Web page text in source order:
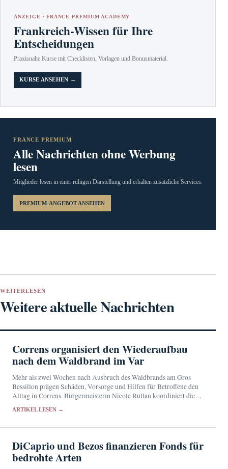
ANZEIGE · FRANCE PREMIUM ACADEMY
Frankreich-Wissen für Ihre
Entscheidungen
Praxisnahe Kurse mit Checklisten, Vorlagen und Bonusmaterial.
KURSE ANSEHEN →
FRANCE PREMIUM
Alle Nachrichten ohne Werbung
lesen
Mitglieder lesen in einer ruhigen Darstellung und erhalten zusätzliche Services.
PREMIUM-ANGEBOT ANSEHEN
WEITERLESEN
Weitere aktuelle Nachrichten
Correns organisiert den Wiederaufbau
nach dem Waldbrand im Var
Mehr als zwei Wochen nach Ausbruch des Waldbrands am Gros
Bessillon prägen Schäden, Vorsorge und Hilfen für Betroffene den
Alltag in Correns. Bürgermeisterin Nicole Rullan koordiniert die
ARTIKEL LESEN →
DiCaprio und Bezos finanzieren Fonds für
bedrohte Arten